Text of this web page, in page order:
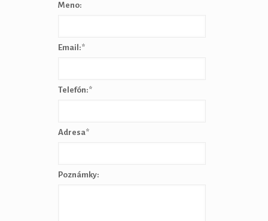
Meno:
Email:*
Telefón:*
Adresa*
Poznámky: